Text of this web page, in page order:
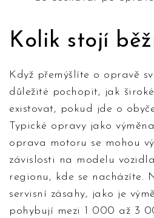
Kolik stojí
Když přemýšlíte o opravě
důležité pochopit, jak
existovat, pokud jde o
Typické opravy jako
oprava motoru se mohou
závislosti na modelu
regionu, kde se nacházíte.
servisní zásahy, jako je
pohybují mezi 1 000 až 3